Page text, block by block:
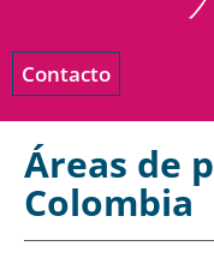
Contacto
Áreas de
Colombia